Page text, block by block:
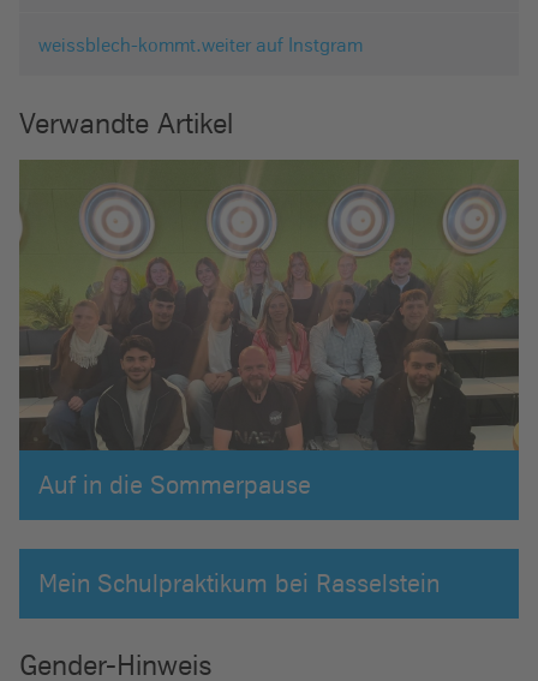
weissblech-kommt.weiter auf Instgram
Verwandte Artikel
Auf in die Sommerpause
Mein Schulpraktikum bei Rasselstein
Gender-Hinweis